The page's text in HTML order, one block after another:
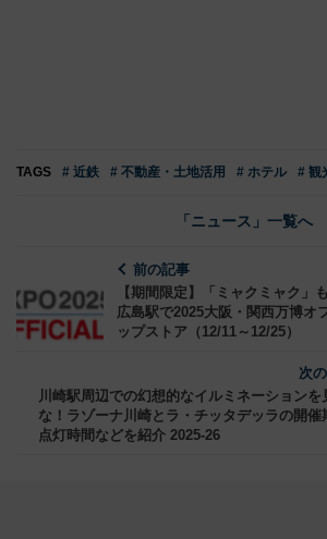
TAGS # 近鉄 # 不動産・土地活用 # ホテル # 観
「ニュース」一覧へ
前の記事
【期間限定】「ミャクミャク」
広島駅で2025大阪・関西万博オ
ップストア（12/11～12/25）
次
川崎駅周辺での幻想的なイルミネーションを
な！ラゾーナ川崎とラ・チッタデッラの開催
点灯時間などを紹介 2025-26